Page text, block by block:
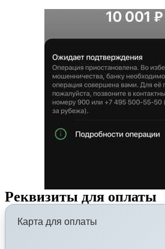
Реквизиты для оплаты
Карта для оплаты